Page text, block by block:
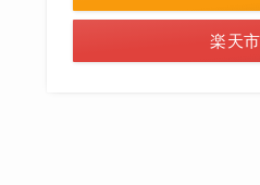
楽天